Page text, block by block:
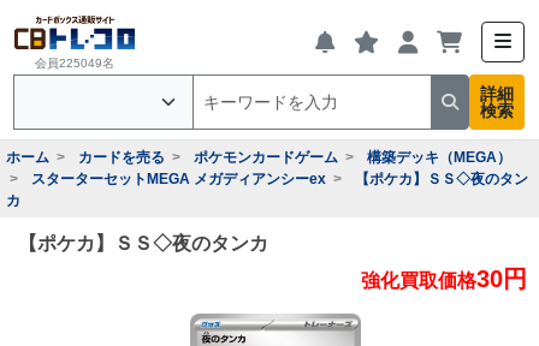
会員225049名
詳細
検索
ホーム カードを売る ポケモンカードゲーム
構築デッキ（MEGA）
スターターセットMEGA メガディアンシーex
【ポケカ】ＳＳ◇夜のタン
カ
【ポケカ】ＳＳ◇夜のタンカ
強化買取価格30円